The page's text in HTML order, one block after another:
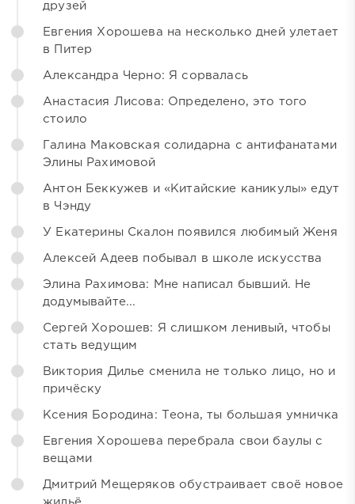
друзей
Евгения Хорошева на несколько дней улетает
в Питер
Александра Черно: Я сорвалась
Анастасия Лисова: Определено, это того
стоило
Галина Маковская солидарна с антифанатами
Элины Рахимовой
Антон Беккужев и «Китайские каникулы» едут
в Чэнду
У Екатерины Скалон появился любимый Женя
Алексей Адеев побывал в школе искусства
Элина Рахимова: Мне написал бывший. Не
додумывайте...
Сергей Хорошев: Я слишком ленивый, чтобы
стать ведущим
Виктория Дилье сменила не только лицо, но и
причёску
Ксения Бородина: Теона, ты большая умничка
Евгения Хорошева перебрала свои баулы с
вещами
Дмитрий Мещеряков обустраивает своё новое